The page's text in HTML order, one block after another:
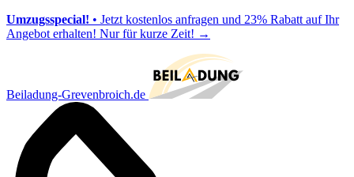
Umzugsspecial! • Jetzt kostenlos anfragen und 23% Rabatt auf Ihr
Angebot erhalten! Nur für kurze Zeit! →
Beiladung-Grevenbroich.de